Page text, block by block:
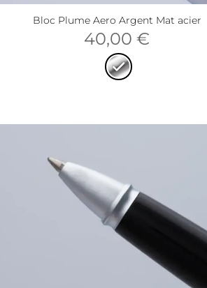
Bloc Plume Aero Argent Mat acier
40,00€